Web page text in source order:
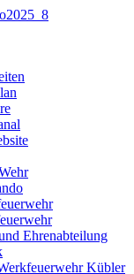
Ehrenabteilung
Kübler